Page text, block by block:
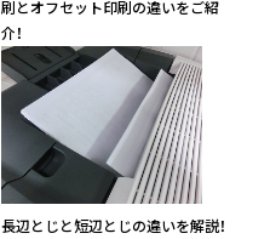
￥4,536(税抜)
(￥4,990 税込)
￥3,863(税抜)
(￥4,250 税込)
￥4,627
(￥5,090 税込)
￥3,945(税抜)
(￥4,340 税込)
刷とオフセット印刷の違いをご紹
介！
長辺とじと短辺とじの違いを解説！